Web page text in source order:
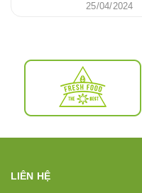
25/04/2024
LIÊN HỆ